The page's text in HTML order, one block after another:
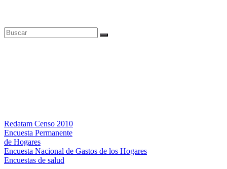
Redatam Censo 2010
Encuesta Permanente
de Hogares
Encuesta Nacional de Gastos de los Hogares
Encuestas de salud